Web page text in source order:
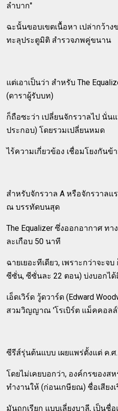
ลำบาก"
ฉะนั้นขอบเขตเนื้อหา เปล่ากว้า
ทะลุประตูมิติ สำรวจภพคู่ขนาน
แต่เอาเป็นว่า สำหรับ The
(ดาราผู้รับบท)
ก็ถือซะว่า เปลี่ยนจักรวาลไป นั่น
ประกอบ) โดยรวมเปลี่ยนหมด
ไร้ความเกี่ยวข้อง เชื่อมโยงกันข้
สำหรับจักรวาล A หรือจักรวาลแ
ณ บรรทัดบนสุด
The Equalizer ซึ่งออกอากาศ ท
ละเกือบ 50 นาที
ฉายเยอะทีเดียว, เพราะกว่าจะ
ซีซั่น, ซีซั่นละ 22 ตอน) บ่งบอกไ
เอ็ดเวิร์ด วู้ดวาร์ด (Edward
สวมวิญญาณ 'โรเบิร์ต แม็คคอล
ซีรีส์รุ่นต้นแบบ เผยแพร่ตั้งแต่ ค.ศ
โดยไม่เคยบอกว่า, องค์กรของส
ทำงานให้ (ก่อนเกษียณ) ชื่อเสียง
มันถูกเรียก แบบเลี่ยงบาลี, เป็นชื่อ